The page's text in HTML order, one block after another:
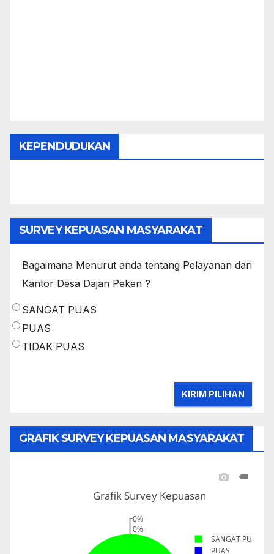
KEPENDUDUKAN
SURVEY KEPUASAN MASYARAKAT
Bagaimana Menurut anda tentang Pelayanan dari
Kantor Desa Dajan Peken ?
SANGAT PUAS
PUAS
TIDAK PUAS
GRAFIK SURVEY KEPUASAN MASYARAKAT